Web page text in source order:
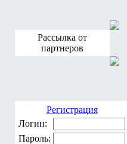
Рассылка от
партнеров
Регистрация
Логин:
Пароль: